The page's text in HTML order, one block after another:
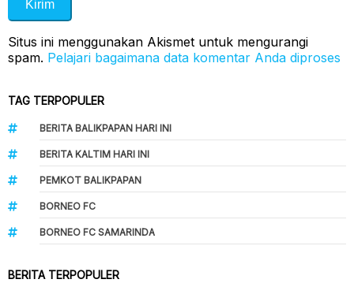
Situs ini menggunakan Akismet untuk mengurangi
spam. Pelajari bagaimana data komentar Anda diproses
TAG TERPOPULER
BERITA BALIKPAPAN HARI INI
BERITA KALTIM HARI INI
PEMKOT BALIKPAPAN
BORNEO FC
BORNEO FC SAMARINDA
BERITA TERPOPULER